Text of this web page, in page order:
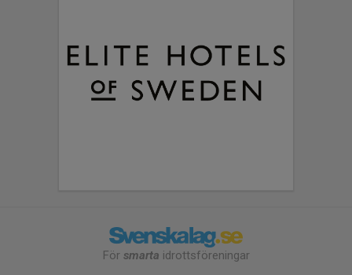
För smarta idrottsföreningar